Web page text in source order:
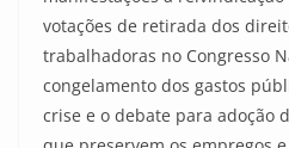
votações de retirada dos
trabalhadoras no Congresso
congelamento dos gastos
crise e o debate para adoção